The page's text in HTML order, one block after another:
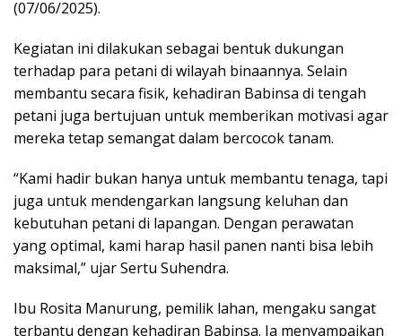
(07/06/2025).
Kegiatan ini dilakukan sebagai bentuk dukungan
terhadap para petani di wilayah binaannya. Selain
membantu secara fisik, kehadiran Babinsa di tengah
petani juga bertujuan untuk memberikan motivasi agar
mereka tetap semangat dalam bercocok tanam.
“Kami hadir bukan hanya untuk membantu tenaga, tapi
juga untuk mendengarkan langsung keluhan dan
kebutuhan petani di lapangan. Dengan perawatan
yang optimal, kami harap hasil panen nanti bisa lebih
maksimal,” ujar Sertu Suhendra.
Ibu Rosita Manurung, pemilik lahan, mengaku sangat
terbantu dengan kehadiran Babinsa. Ia menyampaikan